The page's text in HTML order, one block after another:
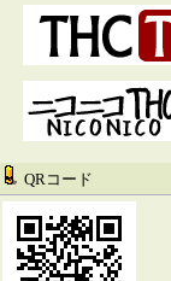
QRコード